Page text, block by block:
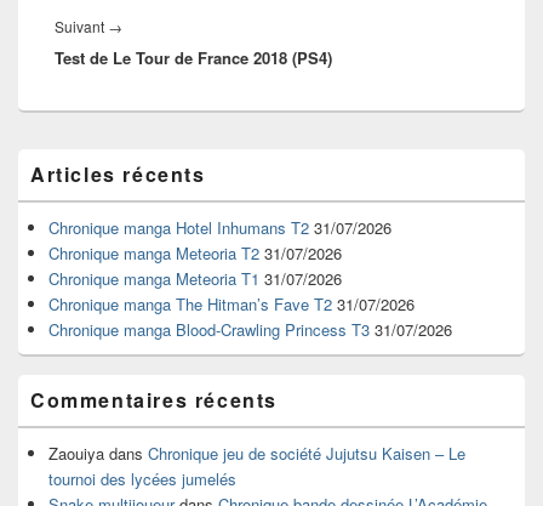
Suivant →
suivant :
Test de Le Tour de France 2018 (PS4)
principale
de
widget
pour
barre
latérale
Articles récents
Chronique manga Hotel Inhumans T2 31/07/2026
Chronique manga Meteoria T2 31/07/2026
Chronique manga Meteoria T1 31/07/2026
Chronique manga The Hitman’s Fave T2 31/07/2026
Chronique manga Blood-Crawling Princess T3 31/07/2026
Commentaires récents
Zaouiya dans Chronique jeu de société Jujutsu Kaisen – Le
tournoi des lycées jumelés